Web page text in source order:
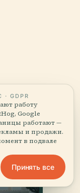
· GDPR
работу
Google
работают —
и продажи.
в подвале
Принять все